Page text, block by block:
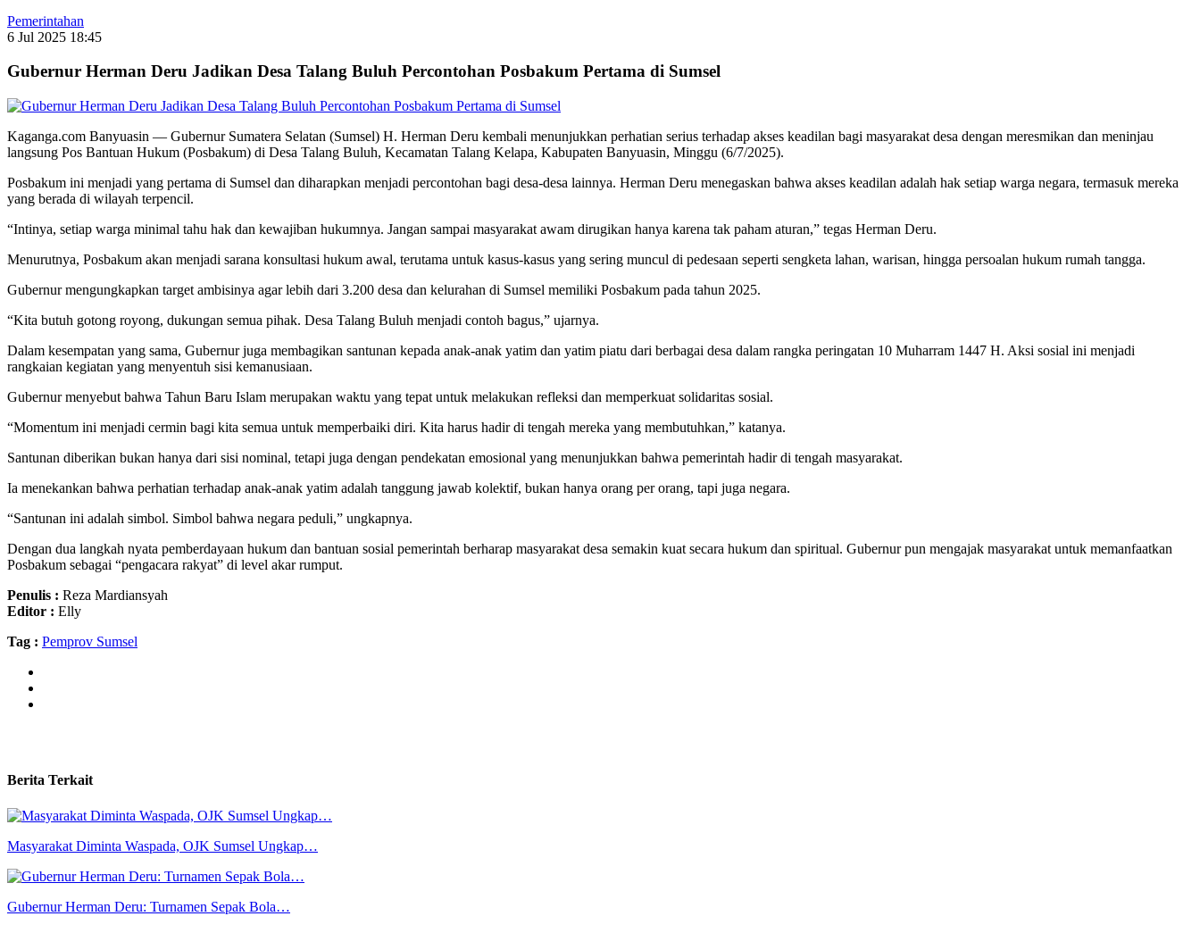
Pemerintahan
6 Jul 2025 18:45
Gubernur Herman Deru Jadikan Desa Talang Buluh Percontohan Posbakum Pertama di Sumsel
Kaganga.com Banyuasin — Gubernur Sumatera Selatan (Sumsel) H. Herman Deru kembali menunjukkan perhatian serius terhadap akses keadilan bagi masyarakat desa dengan meresmikan dan meninjau
langsung Pos Bantuan Hukum (Posbakum) di Desa Talang Buluh, Kecamatan Talang Kelapa, Kabupaten Banyuasin, Minggu (6/7/2025).
Posbakum ini menjadi yang pertama di Sumsel dan diharapkan menjadi percontohan bagi desa-desa lainnya. Herman Deru menegaskan bahwa akses keadilan adalah hak setiap warga negara, termasuk mereka
yang berada di wilayah terpencil.
“Intinya, setiap warga minimal tahu hak dan kewajiban hukumnya. Jangan sampai masyarakat awam dirugikan hanya karena tak paham aturan,” tegas Herman Deru.
Menurutnya, Posbakum akan menjadi sarana konsultasi hukum awal, terutama untuk kasus-kasus yang sering muncul di pedesaan seperti sengketa lahan, warisan, hingga persoalan hukum rumah tangga.
Gubernur mengungkapkan target ambisinya agar lebih dari 3.200 desa dan kelurahan di Sumsel memiliki Posbakum pada tahun 2025.
“Kita butuh gotong royong, dukungan semua pihak. Desa Talang Buluh menjadi contoh bagus,” ujarnya.
Dalam kesempatan yang sama, Gubernur juga membagikan santunan kepada anak-anak yatim dan yatim piatu dari berbagai desa dalam rangka peringatan 10 Muharram 1447 H. Aksi sosial ini menjadi
rangkaian kegiatan yang menyentuh sisi kemanusiaan.
Gubernur menyebut bahwa Tahun Baru Islam merupakan waktu yang tepat untuk melakukan refleksi dan memperkuat solidaritas sosial.
“Momentum ini menjadi cermin bagi kita semua untuk memperbaiki diri. Kita harus hadir di tengah mereka yang membutuhkan,” katanya.
Santunan diberikan bukan hanya dari sisi nominal, tetapi juga dengan pendekatan emosional yang menunjukkan bahwa pemerintah hadir di tengah masyarakat.
Ia menekankan bahwa perhatian terhadap anak-anak yatim adalah tanggung jawab kolektif, bukan hanya orang per orang, tapi juga negara.
“Santunan ini adalah simbol. Simbol bahwa negara peduli,” ungkapnya.
Dengan dua langkah nyata pemberdayaan hukum dan bantuan sosial pemerintah berharap masyarakat desa semakin kuat secara hukum dan spiritual. Gubernur pun mengajak masyarakat untuk memanfaatkan
Posbakum sebagai “pengacara rakyat” di level akar rumput.
Penulis : Reza Mardiansyah
Editor : Elly
Tag : Pemprov Sumsel
Berita Terkait
Masyarakat Diminta Waspada, OJK Sumsel Ungkap…
Gubernur Herman Deru: Turnamen Sepak Bola…